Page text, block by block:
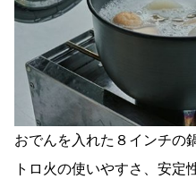
おでんを入れた８インチの
トロ火の使いやすさ、安定